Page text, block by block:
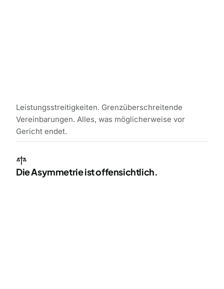
Leistungsstreitigkeiten. Grenzüberschreitende
Vereinbarungen. Alles, was möglicherweise vor
Gericht endet.
Die Asymmetrie ist offensichtlich.